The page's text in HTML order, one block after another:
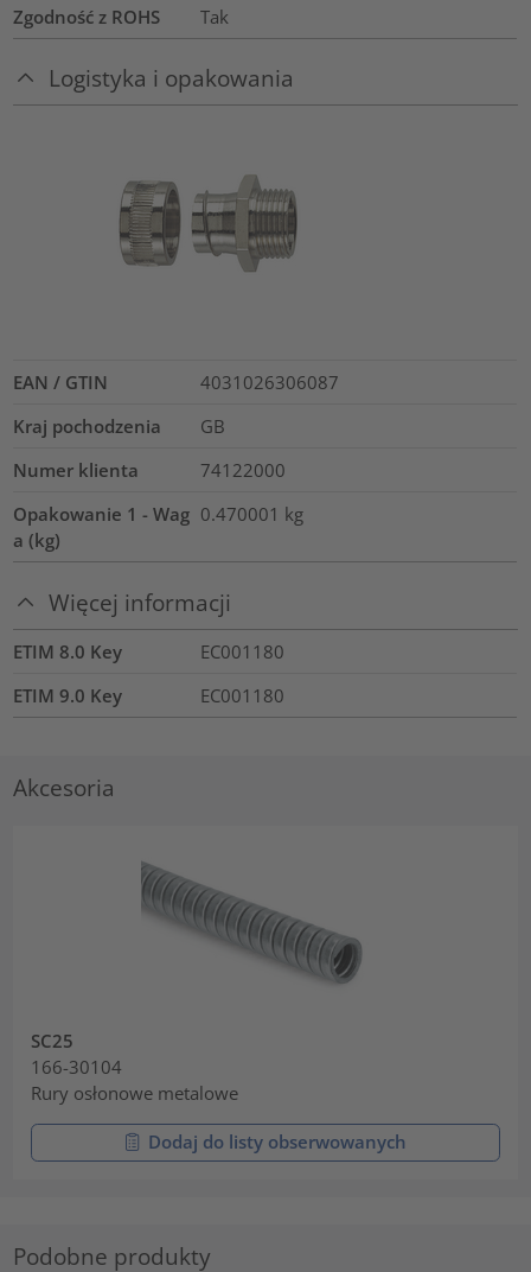
Zgodność z ROHS Tak
Logistyka i opakowania
EAN / GTIN
4031026306087
Kraj pochodzenia
GB
Numer klienta
74122000
Opakowanie 1 - Wag
a (kg)
0.470001 kg
Więcej informacji
ETIM 8.0 Key
EC001180
ETIM 9.0 Key
EC001180
Akcesoria
SC25
166-30104
Rury osłonowe metalowe
Dodaj do listy obserwowanych
Podobne produkty